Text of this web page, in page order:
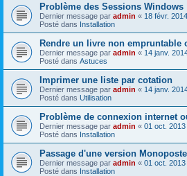
Problème des Sessions Windows
Dernier message par admin « 18 févr.
Posté dans Installation
Rendre un livre non empruntable
Dernier message par admin « 14 janv.
Posté dans Astuces
Imprimer une liste par cotation
Dernier message par admin « 14 janv.
Posté dans Utilisation
Problème de connexion internet
Dernier message par admin « 01 oct. 2013
Posté dans Installation
Passage d'une version
Dernier message par admin « 01 oct. 2013
Posté dans Installation